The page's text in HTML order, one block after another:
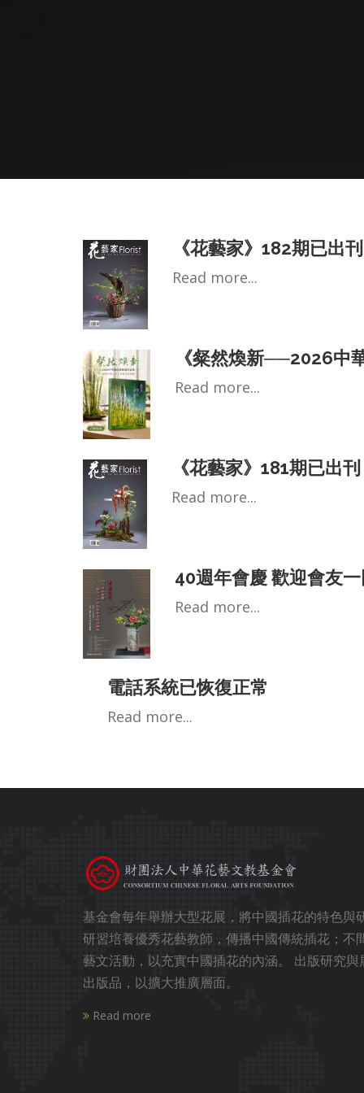
《花藝家》182期已出刊
Read more...
《粲然煥新──2026中
Read more...
《花藝家》181期已出刊
Read more...
40週年會慶 歡迎會友
Read more...
電話系統已恢復正常
Read more...
基金會每年舉辦大型花展，將中國插花的特色與
研習培養優秀花藝教師，傳播中國傳統插花；不
藝文活動，以充實中國插花的內涵。 出版研究
出版品，以擴大推廣層面。
Read more